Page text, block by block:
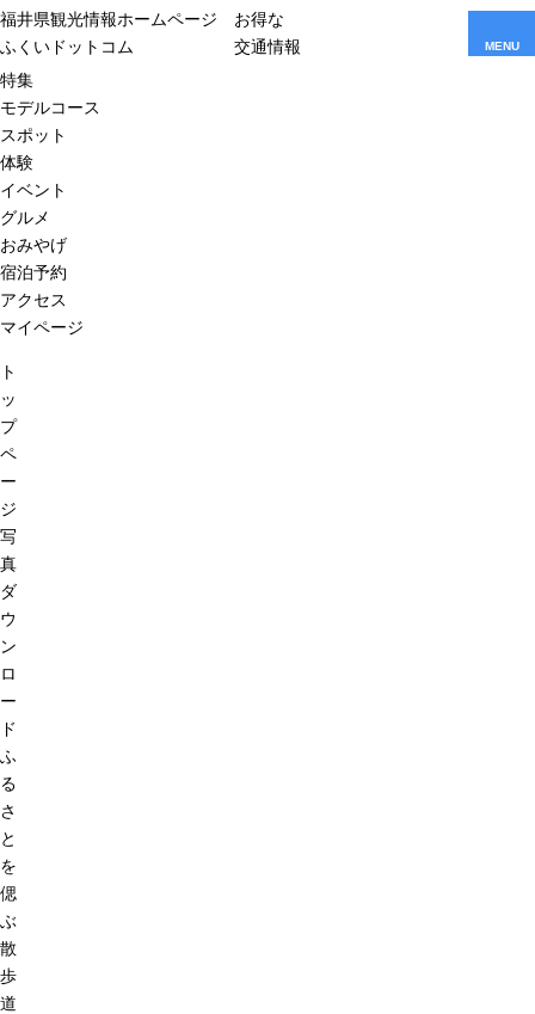
福井県観光情報ホームページ
ふくいドットコム
お得な
交通情報
MENU
特集
モデルコース
スポット
体験
イベント
グルメ
おみやげ
宿泊予約
アクセス
マイページ
ト
ッ
プ
ペ
ー
ジ
写
真
ダ
ウ
ン
ロ
ー
ド
ふ
る
さ
と
を
偲
ぶ
散
歩
道